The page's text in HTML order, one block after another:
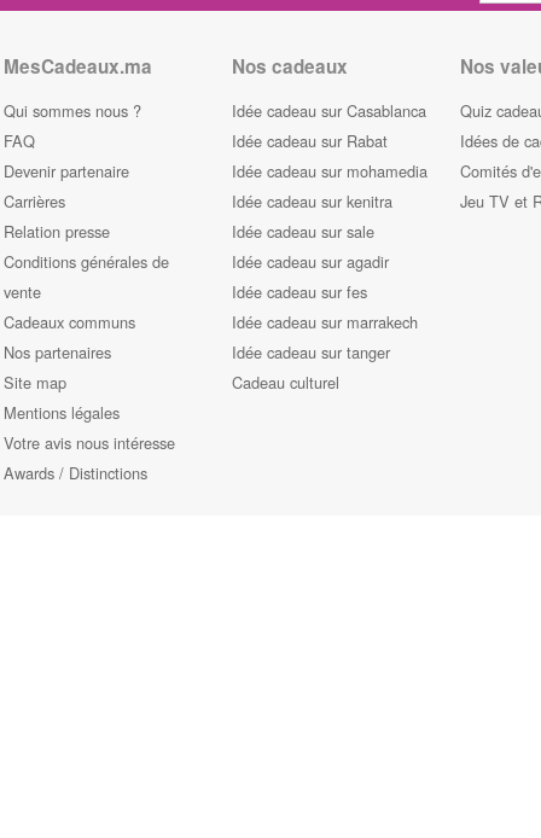
MesCadeaux.ma
Qui sommes nous ?
FAQ
Devenir partenaire
Carrières
Relation presse
Conditions générales de
vente
Cadeaux communs
Nos partenaires
Site map
Mentions légales
Votre avis nous intéresse
Awards / Distinctions
Nos cadeaux
Idée cadeau sur Casablanca
Idée cadeau sur Rabat
Idée cadeau sur mohamedia
Idée cadeau sur kenitra
Idée cadeau sur sale
Idée cadeau sur agadir
Idée cadeau sur fes
Idée cadeau sur marrakech
Idée cadeau sur tanger
Cadeau culturel
Nos
Quiz
Idées de
Comités
Jeu TV et